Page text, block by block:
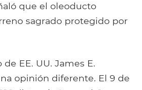
que el oleoducto
sagrado protegido por
EE. UU. James E.
opinión diferente. El 9 de